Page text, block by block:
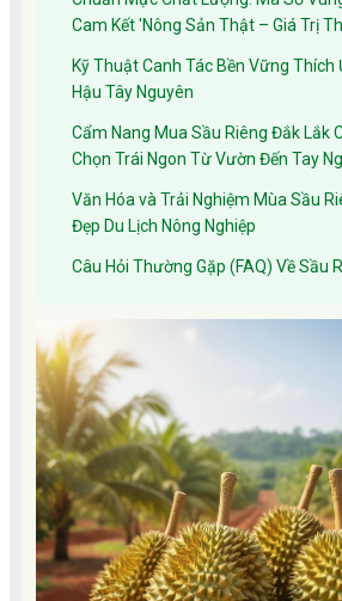
Cam Kết 'Nông Sản Thật – Giá Trị
Kỹ Thuật Canh Tác Bền Vững Thích
Hậu Tây Nguyên
Cẩm Nang Mua Sầu Riêng Đắk Lắk
Chọn Trái Ngon Từ Vườn Đến Tay
Văn Hóa và Trải Nghiệm Mùa Sầu
Đẹp Du Lịch Nông Nghiệp
Câu Hỏi Thường Gặp (FAQ) Về Sầu